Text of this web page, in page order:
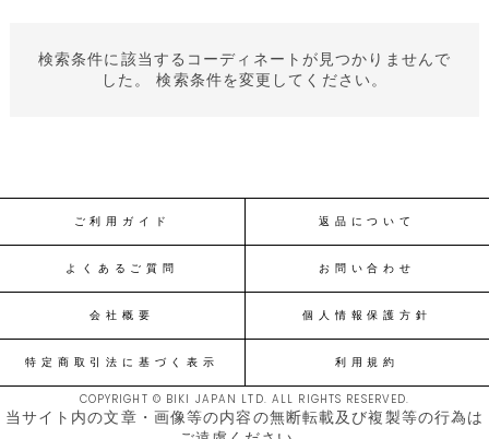
検索条件に該当するコーディネートが見つかりませんで
した。 検索条件を変更してください。
ご利用ガイド 返品について
よくあるご質問 お問い合わせ
会社概要 個人情報保護方針
特定商取引法に基づく表示 利用規約
COPYRIGHT © BIKI JAPAN LTD. ALL RIGHTS RESERVED.
当サイト内の文章・画像等の内容の無断転載及び複製等の行為は